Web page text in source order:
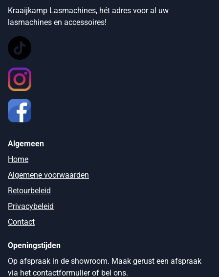
Kraaijkamp Lasmachines, hét adres voor al uw
lasmachines en accessoires!
Algemeen
Home
Algemene voorwaarden
Retourbeleid
Privacybeleid
Contact
Openingstijden
Op afspraak in de showroom. Maak gerust een afspraak
via het contactformulier of bel ons.